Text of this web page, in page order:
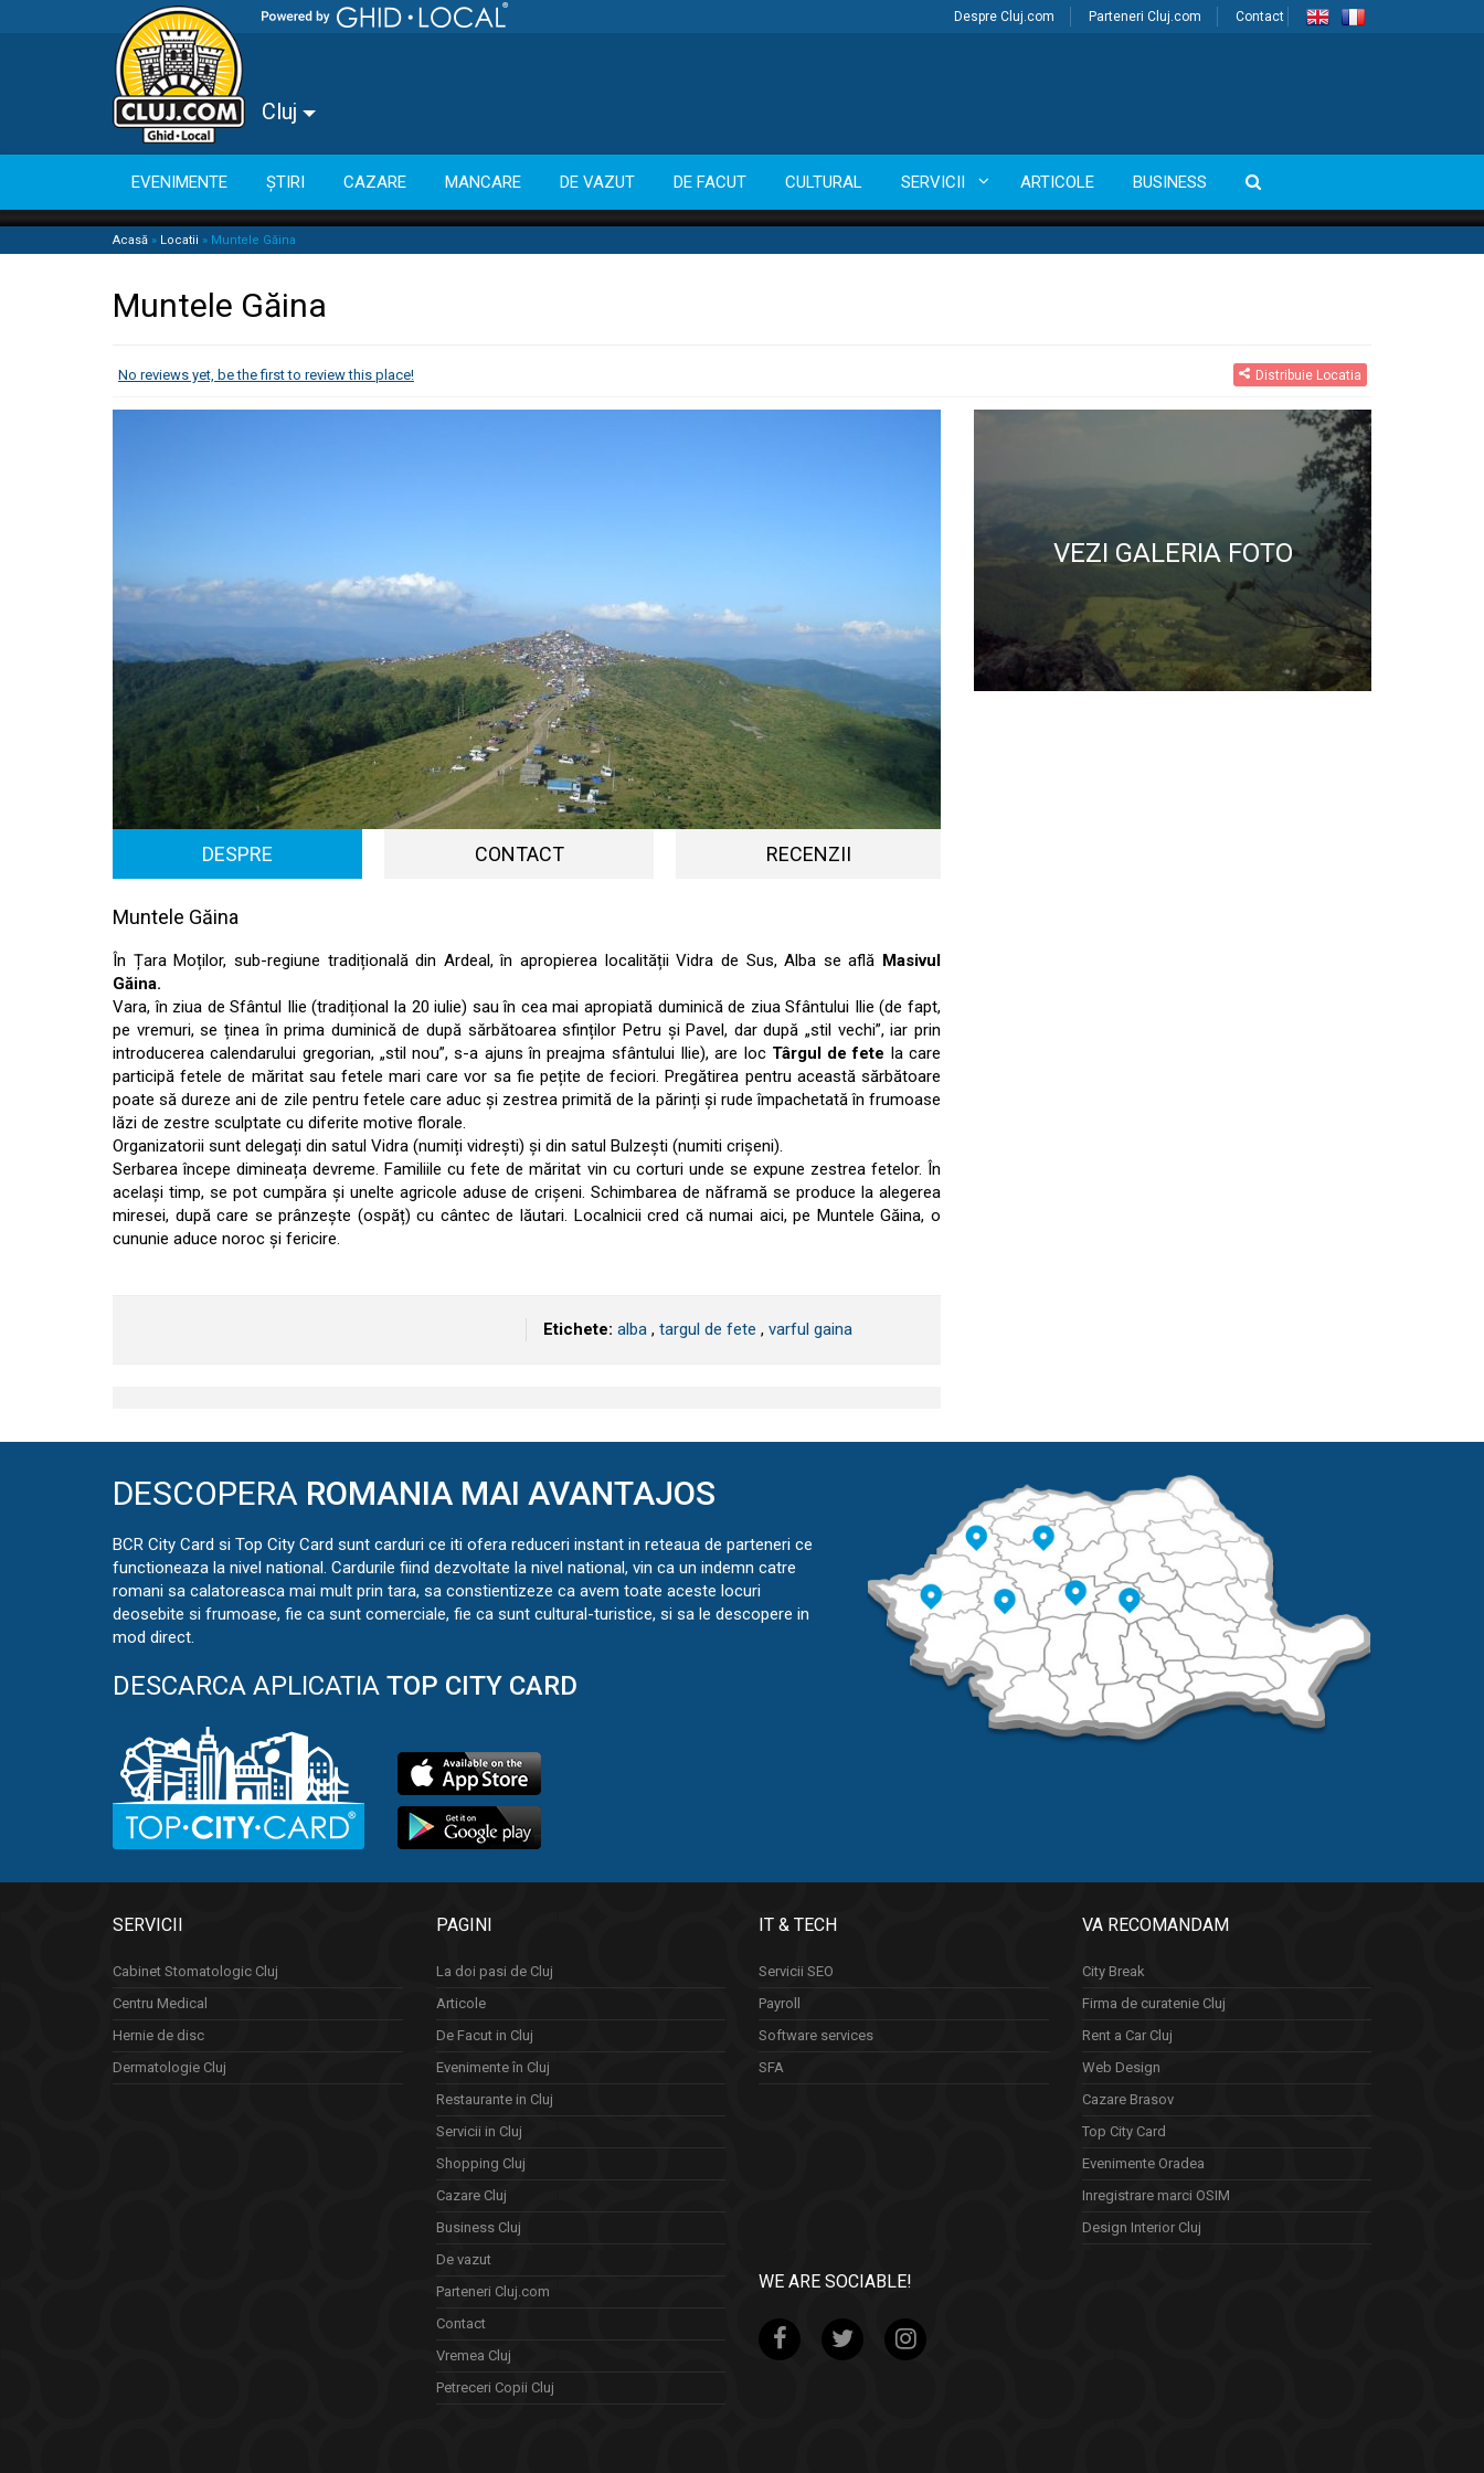
Despre Cluj.com Parteneri Cluj.com Contact
Cluj
EVENIMENTE ȘTIRI CAZARE MANCARE DE VAZUT DE FACUT CULTURAL SERVICII ARTICOLE BUSINESS
Acasă » Locatii » Muntele Găina
Muntele Găina
No reviews yet, be the first to review this place! Distribuie Locatia
DESPRE CONTACT RECENZII
Muntele Găina
În Țara Moților, sub-regiune tradițională din Ardeal, în apropierea localității Vidra de Sus, Alba se află Masivul
Găina.
Vara, în ziua de Sfântul Ilie (tradițional la 20 iulie) sau în cea mai apropiată duminică de ziua Sfântului Ilie (de fapt,
pe vremuri, se ținea în prima duminică de după sărbătoarea sfinților Petru și Pavel, dar după „stil vechi”, iar prin
introducerea calendarului gregorian, „stil nou”, s-a ajuns în preajma sfântului Ilie), are loc Târgul de fete la care
participă fetele de măritat sau fetele mari care vor sa fie pețite de feciori. Pregătirea pentru această sărbătoare
poate să dureze ani de zile pentru fetele care aduc și zestrea primită de la părinți și rude împachetată în frumoase
lăzi de zestre sculptate cu diferite motive florale.
Organizatorii sunt delegați din satul Vidra (numiți vidrești) și din satul Bulzești (numiti crișeni).
Serbarea începe dimineața devreme. Familiile cu fete de măritat vin cu corturi unde se expune zestrea fetelor. În
același timp, se pot cumpăra și unelte agricole aduse de crișeni. Schimbarea de năframă se produce la alegerea
miresei, după care se prânzește (ospăț) cu cântec de lăutari. Localnicii cred că numai aici, pe Muntele Găina, o
cununie aduce noroc și fericire.
Etichete: alba , targul de fete , varful gaina
VEZI GALERIA FOTO
DESCOPERA ROMANIA MAI AVANTAJOS
BCR City Card si Top City Card sunt carduri ce iti ofera reduceri instant in reteaua de parteneri ce
functioneaza la nivel national. Cardurile fiind dezvoltate la nivel national, vin ca un indemn catre
romani sa calatoreasca mai mult prin tara, sa constientizeze ca avem toate aceste locuri
deosebite si frumoase, fie ca sunt comerciale, fie ca sunt cultural-turistice, si sa le descopere in
mod direct.
DESCARCA APLICATIA TOP CITY CARD
SERVICII
Cabinet Stomatologic Cluj
Centru Medical
Hernie de disc
Dermatologie Cluj
PAGINI
La doi pasi de Cluj
Articole
De Facut in Cluj
Evenimente în Cluj
Restaurante in Cluj
Servicii in Cluj
Shopping Cluj
Cazare Cluj
Business Cluj
De vazut
Parteneri Cluj.com
Contact
Vremea Cluj
Petreceri Copii Cluj
IT & TECH
Servicii SEO
Payroll
Software services
SFA
VA RECOMANDAM
City Break
Firma de curatenie Cluj
Rent a Car Cluj
Web Design
Cazare Brasov
Top City Card
Evenimente Oradea
Inregistrare marci OSIM
Design Interior Cluj
WE ARE SOCIABLE!